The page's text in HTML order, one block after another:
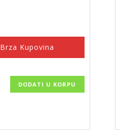
Brza Kupovina
DODATI U KORPU